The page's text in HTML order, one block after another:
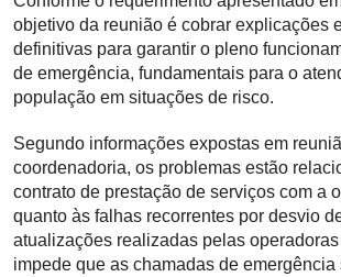
objetivo da reunião é cobrar explicações
definitivas para garantir o pleno
de emergência, fundamentais para o
população em situações de risco.
Segundo informações expostas em
coordenadoria, os problemas estão
contrato de prestação de serviços com a
quanto às falhas recorrentes por desvio
atualizações realizadas pelas
impede que as chamadas de emergência